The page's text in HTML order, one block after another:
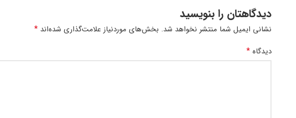
دیدگاهتان را بنویسید
نشانی ایمیل شما منتشر نخواهد شد. بخش‌های موردنیاز علامت‌گذاری شده‌اند *
دیدگاه *